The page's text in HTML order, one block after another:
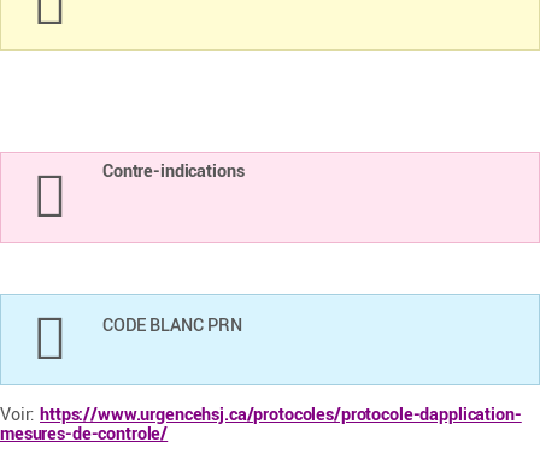
Contre-indications
CODE BLANC PRN
Voir:https://www.urgencehsj.ca/protocoles/protocole-dapplication-
mesures-de-controle/